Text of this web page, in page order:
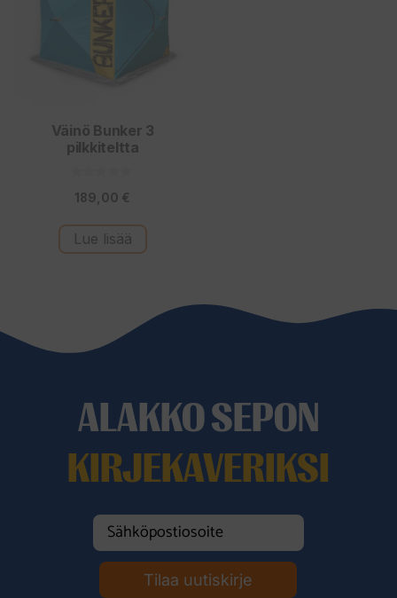
Väinö Bunker 3
pilkkiteltta
s
189,00 €
Lue lisää
ALAKKO SEPON
KIRJEKAVERIKSI
Tilaa uutiskirje